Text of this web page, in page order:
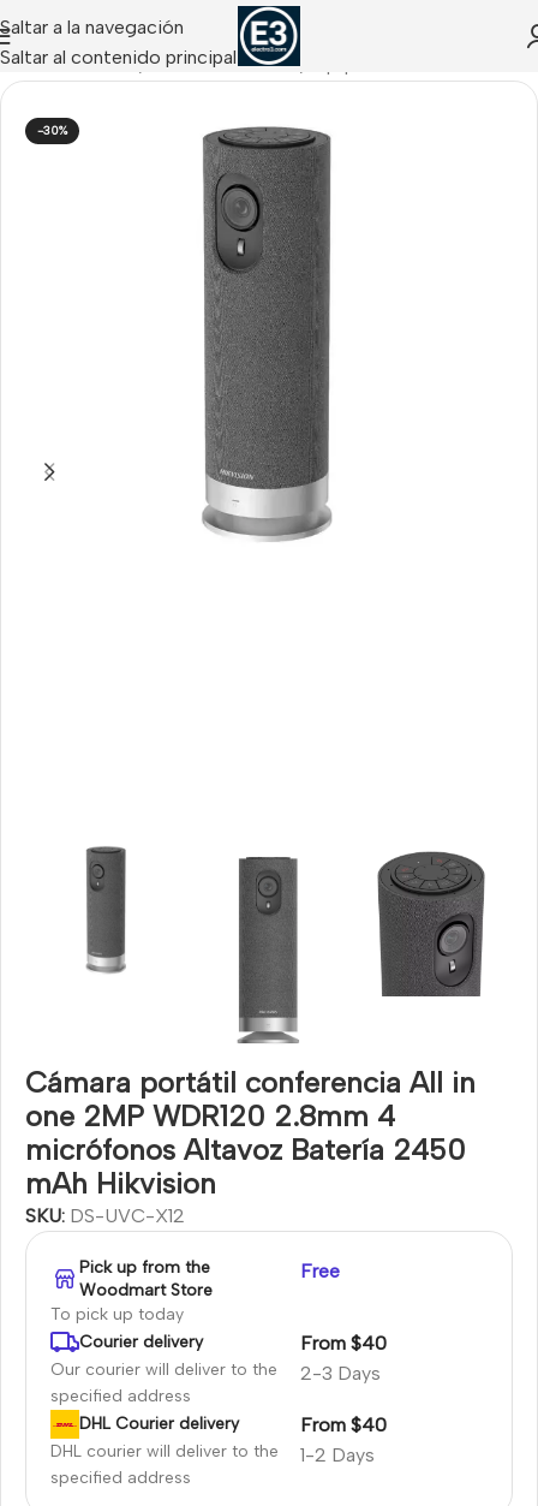
Saltar a la navegación
Saltar al contenido principal
/Videoconferencia/
-30%
Cámara portátil conferencia All in
one 2MP WDR120 2.8mm 4
micrófonos Altavoz Batería 2450
mAh Hikvision
SKU: DS-UVC-X12
Pick up from the
Woodmart Store
To pick up today
Free
Courier delivery
Our courier will deliver to the
specified address
2-3 Days
From $40
DHL Courier delivery
DHL courier will deliver to the
specified address
1-2 Days
From $40